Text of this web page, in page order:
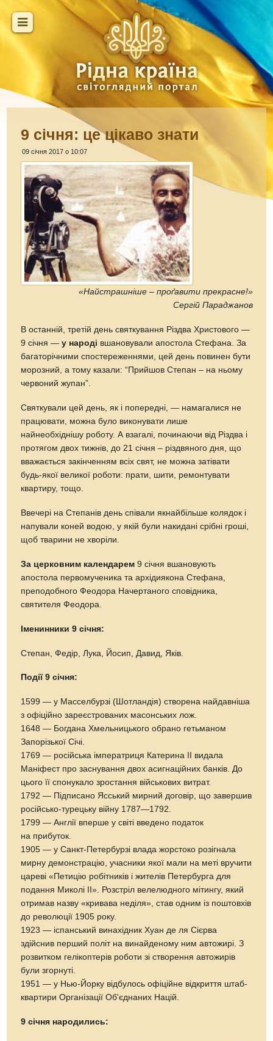
9 січня: це цікаво знати
09 січня 2017 о 10:07
«Найстрашніше – проґавити прекрасне!»
Сергій Параджанов
В останній, третій день святкування Різдва Христового —
9 січня —у народі вшановували апостола Стефана. За
багаторічними спостереженнями, цей день повинен бути
морозний, а тому казали: “Прийшов Степан – на ньому
червоний жупан”.
Святкували цей день, як і попередні, — намагалися не
працювати, можна було виконувати лише
найнеобхіднішу роботу. А взагалі, починаючи від Різдва і
протягом двох тижнів, до 21 січня – різдвяного дня, що
вважається закінченням всіх свят, не можна затівати
будь-якої великої роботи: прати, шити, ремонтувати
квартиру, тощо.
Ввечері на Степанів день співали якнайбільше колядок і
напували коней водою, у якій були накидані срібні гроші,
щоб тварини не хворіли.
За церковним календарем 9 січня вшановують
апостола первомученика та архідиякона Стефана,
преподобного Феодора Начертаного сповідника,
святителя Феодора.
Іменинники 9 січня:
Степан, Федір, Лука, Йосип, Давид, Яків.
Події 9 січня:
1599 — у Масселбурзі (Шотландія) створена найдавніша
з офіційно зареєстрованих масонських лож.
1648 — Богдана Хмельницького обрано гетьманом
Запорізької Січі.
1769 — російська імператриця Катерина II видала
Маніфест про заснування двох асигнаційних банків. До
цього її спонукало зростання військових витрат.
1792 — Підписано Ясський мирний договір, що завершив
російсько-турецьку війну 1787—1792.
1799 — Англії вперше у світі введено податок
на прибуток.
1905 — у Санкт-Петербурзі влада жорстоко розігнала
мирну демонстрацію, учасники якої мали на меті вручити
цареві «Петицію робітників і жителів Петербурга для
подання Миколі II». Розстріл велелюдного мітингу, який
отримав назву «кривава неділя», став одним із поштовхів
до революції 1905 року.
1923 — іспанський винахідник Хуан де ля Сієрва
здійснив перший політ на винайденому ним автожирі. З
розвитком гелікоптерів роботи зі створення автожирів
були згорнуті.
1951 — у Нью-Йорку відбулось офіційне відкриття штаб-
квартири Організації Об'єднаних Націй.
9 січня народились: